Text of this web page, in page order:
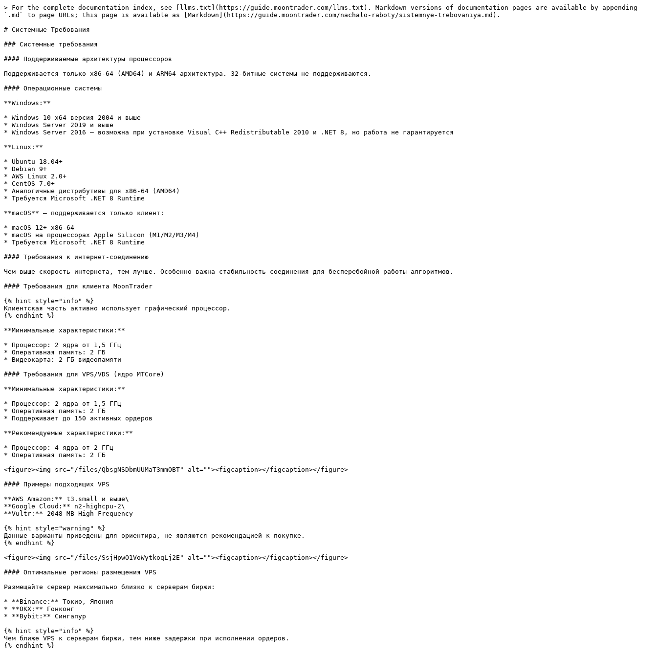
> For the complete documentation index, see [llms.txt](https://guide.moontrader.com/llms.txt). Markdown versions of documentation pages are available by appending
`.md` to page URLs; this page is available as [Markdown](https://guide.moontrader.com/nachalo-raboty/sistemnye-trebovaniya.md).
# Системные Требования
### Системные требования
#### Поддерживаемые архитектуры процессоров
Поддерживается только x86-64 (AMD64) и ARM64 архитектура. 32-битные системы не поддерживаются.
#### Операционные системы
**Windows:**
* Windows 10 x64 версия 2004 и выше
* Windows Server 2019 и выше
* Windows Server 2016 — возможна при установке Visual C++ Redistributable 2010 и .NET 8, но работа не гарантируется
**Linux:**
* Ubuntu 18.04+
* Debian 9+
* AWS Linux 2.0+
* CentOS 7.0+
* Аналогичные дистрибутивы для x86-64 (AMD64)
* Требуется Microsoft .NET 8 Runtime
**macOS** — поддерживается только клиент:
* macOS 12+ x86-64
* macOS на процессорах Apple Silicon (M1/M2/M3/M4)
* Требуется Microsoft .NET 8 Runtime
#### Требования к интернет-соединению
Чем выше скорость интернета, тем лучше. Особенно важна стабильность соединения для бесперебойной работы алгоритмов.
#### Требования для клиента MoonTrader
{% hint style="info" %}
Клиентская часть активно использует графический процессор.
{% endhint %}
**Минимальные характеристики:**
* Процессор: 2 ядра от 1,5 ГГц
* Оперативная память: 2 ГБ
* Видеокарта: 2 ГБ видеопамяти
#### Требования для VPS/VDS (ядро MTCore)
**Минимальные характеристики:**
* Процессор: 2 ядра от 1,5 ГГц
* Оперативная память: 2 ГБ
* Поддерживает до 150 активных ордеров
**Рекомендуемые характеристики:**
* Процессор: 4 ядра от 2 ГГц
* Оперативная память: 2 ГБ
<figure><img src="/files/QbsgNSDbmUUMaT3mmOBT" alt=""><figcaption></figcaption></figure>
#### Примеры подходящих VPS
**AWS Amazon:** t3.small и выше\
**Google Cloud:** n2-highcpu-2\
**Vultr:** 2048 MB High Frequency
{% hint style="warning" %}
Данные варианты приведены для ориентира, не являются рекомендацией к покупке.
{% endhint %}
<figure><img src="/files/SsjHpwO1VoWytkoqLj2E" alt=""><figcaption></figcaption></figure>
#### Оптимальные регионы размещения VPS
Размещайте сервер максимально близко к серверам биржи:
* **Binance:** Токио, Япония
* **OKX:** Гонконг
* **Bybit:** Сингапур
{% hint style="info" %}
Чем ближе VPS к серверам биржи, тем ниже задержки при исполнении ордеров.
{% endhint %}